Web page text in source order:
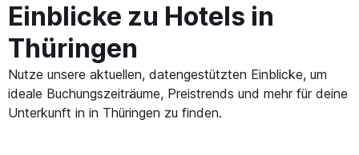
Einblicke zu Hotels in
Thüringen
Nutze unsere aktuellen, datengestützten Einblicke, um
ideale Buchungszeiträume, Preistrends und mehr für deine
Unterkunft in in Thüringen zu finden.